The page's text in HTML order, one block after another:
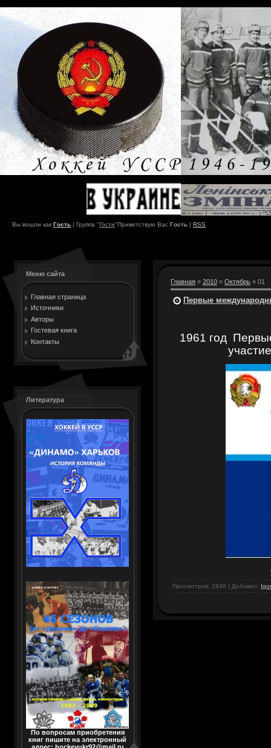
Вы вошли как Гость | Группа "Гости"Приветствую Вас Гость | RSS
Меню сайта
Главная страница
Источники
Авторы
Гостевая книга
Контакты
Литература
По вопросам приобретения
книг пишите на электронный
Главная » 2010 » Октябрь » 01
Первые
1961 год
Просмотров: 2848 | Добавил: Igor